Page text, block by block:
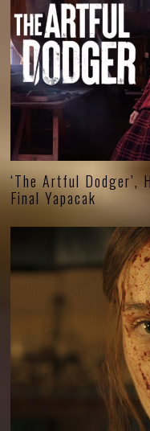
‘The Artful Dodger’,
Final Yapacak